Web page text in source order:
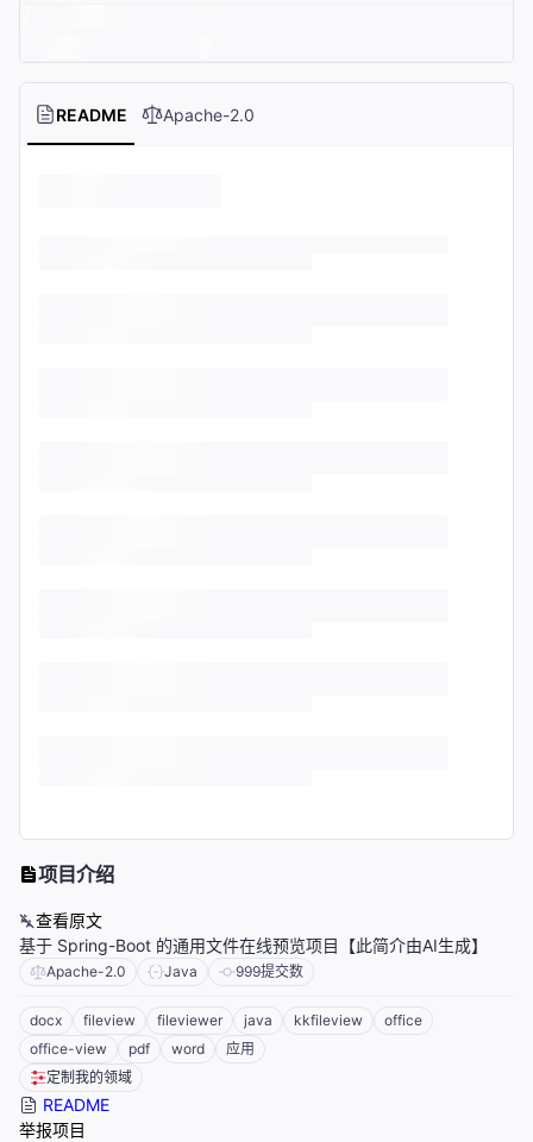
README Apache-2.0
项目介绍
查看原文
基于 Spring-Boot 的通用文件在线预览项目【此简介由AI生成】
Apache-2.0 Java 999提交数
docx fileview fileviewer java kkfileview
office
office-view
pdf word
应用
定制我的领域
README
举报项目